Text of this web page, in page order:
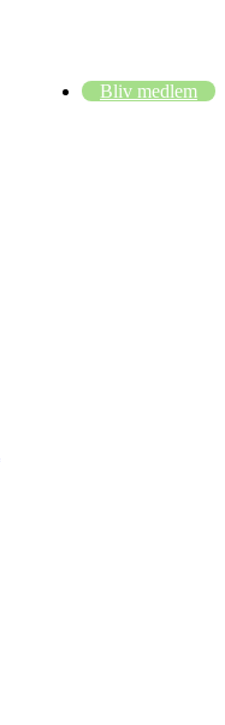
Bliv medlem